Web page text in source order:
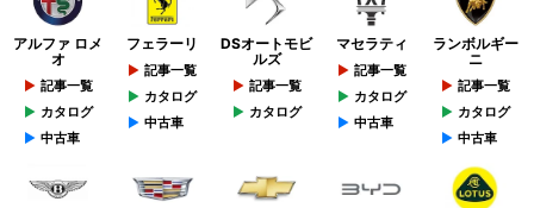
アルファ ロメ
オ
記事一覧
カタログ
中古車
フェラーリ
記事一覧
カタログ
中古車
DSオートモビ
ルズ
記事一覧
カタログ
マセラティ
記事一覧
カタログ
中古車
ランボルギー
ニ
記事一覧
カタログ
中古車